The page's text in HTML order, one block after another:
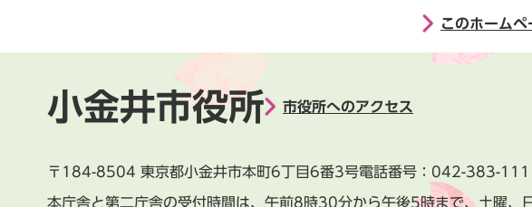
このホーム
小金井市役所 市役所へのアクセス
〒184-8504 東京都小金井市本町6丁目6番3号電話番号： 042-383-
本庁舎と第二庁舎の受付時間は、 午前8時30分から午後5時まで、土曜、